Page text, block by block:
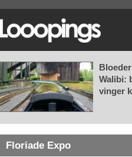
Walibi:
vinger
Floriade Expo